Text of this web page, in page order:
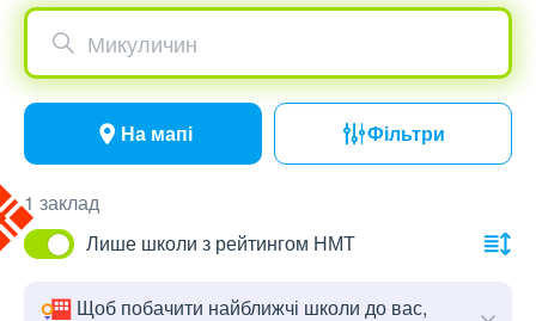
Микуличин
На мапі Фільтри
1 заклад
Лише школи з рейтингом НМТ
Щоб побачити найближчі школи до вас,